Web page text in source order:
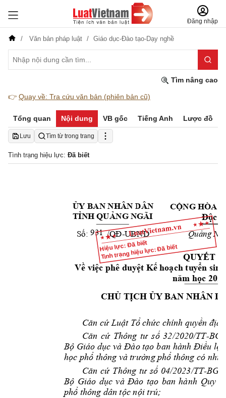
Đăng nhập
Văn bản pháp luật Giáo dục-Đào tạo-Dạy nghề
Tìm nâng cao
👉 Quay về: Tra cứu văn bản (phiên bản cũ)
Tổng quan Nội dung VB gốc Tiếng Anh Lược đồ
Lưu Tìm từ trong trang
Tình trạng hiệu lực: Đã biết
Hiệu lực: Đã biết
Tình trạng hiệu lực: Đã biết
ỦY BAN NHÂN DÂN
TỈNH QUẢNG NGÃI
CỘNG HÒA
Độc
Số:         /QĐ-UBND Quảng
QUYẾT
Về việc phê duyệt Kế hoạch tuyển
năm học
CHỦ TỊCH ỦY BAN NHÂN
Căn cứ Luật Tổ chức chính quyền địa
Căn cứ Thông tư số 32/2020/TT-
Bộ Giáo dục và Đào tạo ban hành Điều lệ
học phổ thông và trường phổ thông có
Căn cứ Thông tư số 04/2023/TT-
Bộ Giáo dục và Đào tạo ban hành Quy
phổ thông dân tộc nội trú;
  931